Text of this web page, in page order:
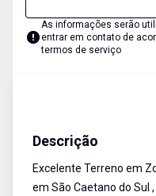
As informações serão
entrar em contato de
termos de serviço
Descrição
Excelente Terreno em
em São Caetano do Sul